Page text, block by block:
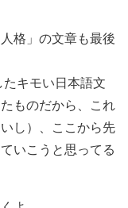
格」の文章も最後
キモい日本語文
ものだから、これ
し）、ここから先
いこうと思ってる